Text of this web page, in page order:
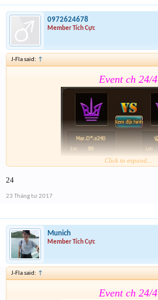
0972624678
Member Tích Cực
J-Fla said: ↑
Event ch 24/4
Click to expand...
24
23 Tháng tư 2017
Munich
Member Tích Cực
J-Fla said: ↑
Event ch 24/4